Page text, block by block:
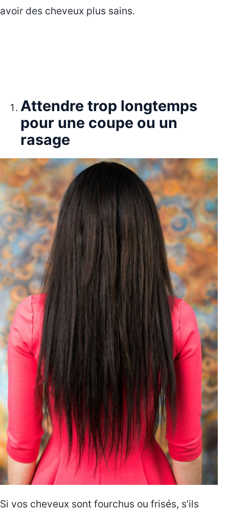
avoir des cheveux plus sains.
Attendre trop longtemps
pour une coupe ou un
rasage
Si vos cheveux sont fourchus ou frisés, s’ils